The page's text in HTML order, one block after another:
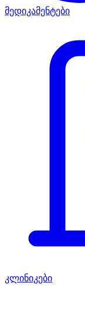
მედიკამენტები
კლინიკები